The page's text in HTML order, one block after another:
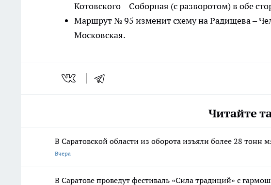
Котовского – Соборная (с разворотом) в обе
Маршрут № 95 изменит схему на Радищева –
Московская.
Читайте
В Саратовской области из оборота изъяли более 28 тонн
Вчера
В Саратове проведут фестиваль «Сила традиций» с